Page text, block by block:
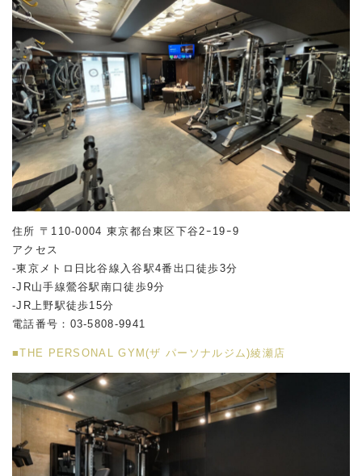
住所 〒110-0004 東京都台東区下谷2ｰ19ｰ9
アクセス
-東京メトロ日比谷線入谷駅4番出口徒歩3分
-JR山手線鶯谷駅南口徒歩9分
-JR上野駅徒歩15分
電話番号：03-5808-9941
■THE PERSONAL GYM(ザ パーソナルジム)綾瀬店